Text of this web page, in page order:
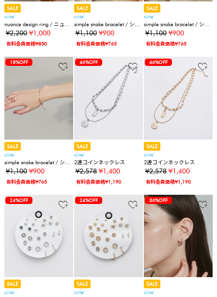
SALE
ciite'
nuance design ring / ニュア
ンスデザインリング
¥2,200 ¥1,000
有料会員価格¥850
SALE
ciite'
simple snake bracelet / シン
プルスネークチェーンブレ
スレット
¥1,100 ¥900
有料会員価格¥765
SALE
ciite'
simple snake bracelet / シン
プルスネークチェーンブレ
スレット
¥1,100 ¥900
有料会員価格¥765
18%OFF
SALE
ciite'
simple snake bracelet / シン
プルスネークチェーンブレ
¥1,100 ¥900
有料会員価格¥765
46%OFF
SALE
ciite'
2連コインネックレス
¥2,578 ¥1,400
有料会員価格¥1,190
46%OFF
SALE
ciite'
2連コインネックレス
¥2,578 ¥1,400
有料会員価格¥1,190
24%OFF
SALE
ciite'
24%OFF
SALE
ciite'
36%OFF
SALE
ciite'